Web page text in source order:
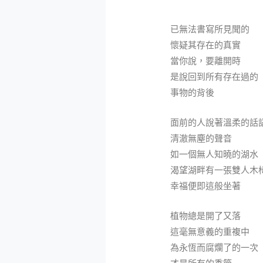
已無法書寫所見聞的
懷疑其存在的真實
當你說，要離開時
是說回到所有存在過的
事物的背後
面前的人說著溫柔的話
清澈無塵的聲音
如一個無人知曉的湖水
渴望湖畔有一張雙人木
幸福便即這般坐著
植物總是開了又落
這毫無意義的重複中
為永恆而腐爛了的一次